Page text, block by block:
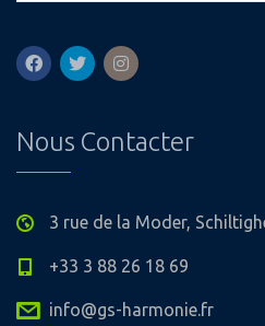
Nous Contacter
3 rue de la Moder,
+33 3 88 26 18 69
info@gs-harmonie.fr